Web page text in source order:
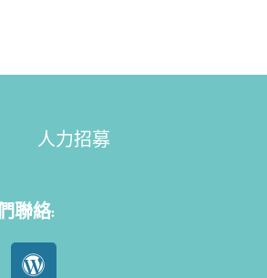
人力招募
聯絡: